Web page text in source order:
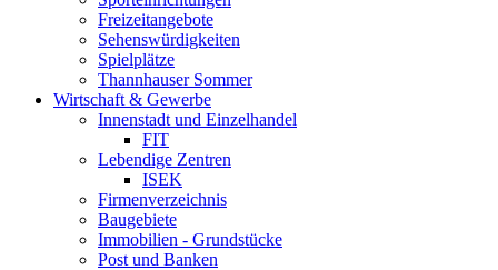
Freizeitangebote
Sehenswürdigkeiten
Spielplätze
Thannhauser Sommer
Wirtschaft & Gewerbe
Innenstadt und Einzelhandel
FIT
Lebendige Zentren
ISEK
Firmenverzeichnis
Baugebiete
Immobilien - Grundstücke
Post und Banken